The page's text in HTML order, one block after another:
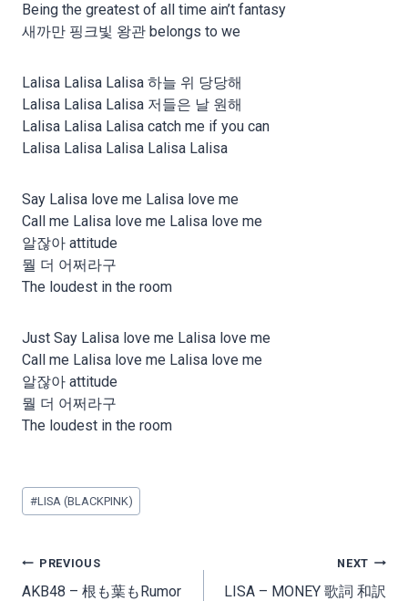
Being the greatest of all time ain’t fantasy
새까만 핑크빛 왕관 belongs to we
Lalisa Lalisa Lalisa 하늘 위 당당해
Lalisa Lalisa Lalisa 저들은 날 원해
Lalisa Lalisa Lalisa catch me if you can
Lalisa Lalisa Lalisa Lalisa Lalisa
Say Lalisa love me Lalisa love me
Call me Lalisa love me Lalisa love me
알잖아 attitude
뭘 더 어쩌라구
The loudest in the room
Just Say Lalisa love me Lalisa love me
Call me Lalisa love me Lalisa love me
알잖아 attitude
뭘 더 어쩌라구
The loudest in the room
Post
Tags:
#LISA (BLACKPINK)
Post
navigation
PREVIOUS
AKB48 – 根も葉もRumor
NEXT
LISA – MONEY 歌詞 和訳